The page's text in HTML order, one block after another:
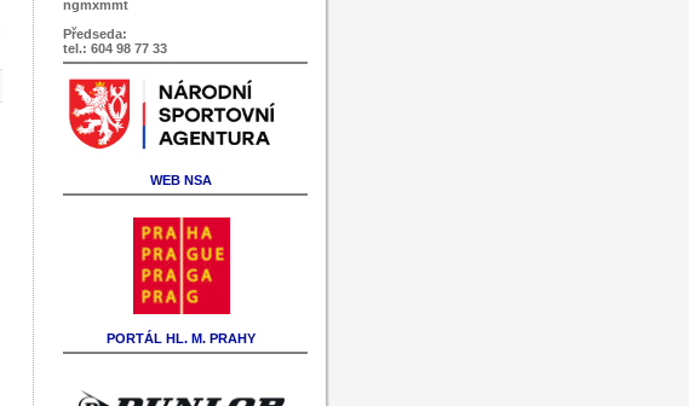
ngmxmmt
Předseda:
tel.: 604 98 77 33
WEB NSA
PORTÁL HL. M. PRAHY